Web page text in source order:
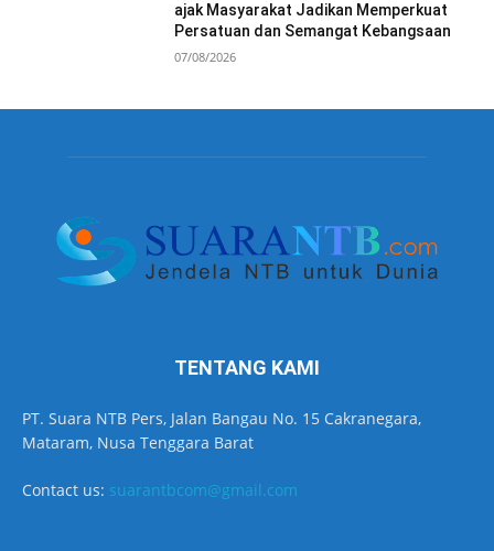
ajak Masyarakat Jadikan Memperkuat
Persatuan dan Semangat Kebangsaan
07/08/2026
TENTANG KAMI
PT. Suara NTB Pers, Jalan Bangau No. 15 Cakranegara,
Mataram, Nusa Tenggara Barat
Contact us: suarantbcom@gmail.com